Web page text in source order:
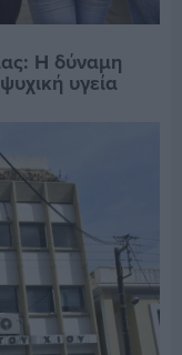
Η δύναμη
υγεία